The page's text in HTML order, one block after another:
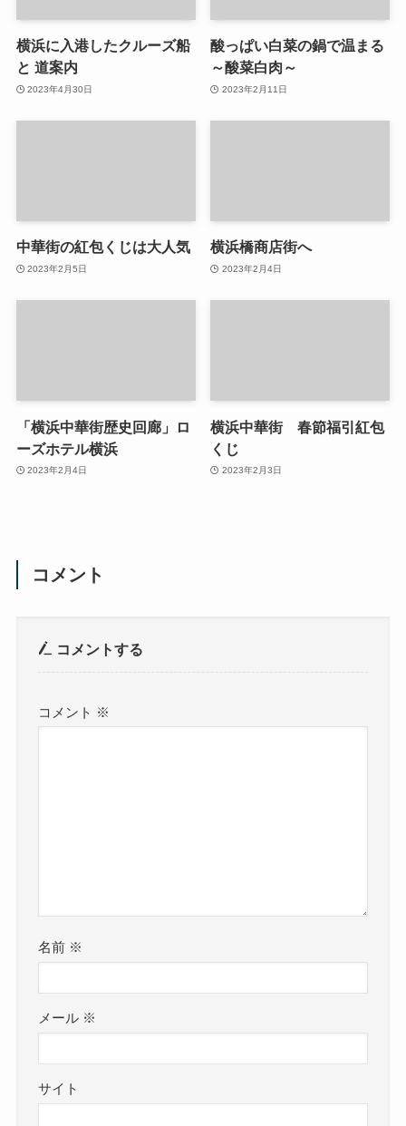
横浜に入港したクルーズ船
と 道案内
2023年4月30日
酸っぱい白菜の鍋で温まる
～酸菜白肉～
2023年2月11日
中華街の紅包くじは大人気
2023年2月5日
横浜橋商店街へ
2023年2月4日
「横浜中華街歴史回廊」ロ
ーズホテル横浜
2023年2月4日
横浜中華街 春節福引紅包
くじ
2023年2月3日
コメント
コメントする
コメント ※
名前 ※
メール ※
サイト